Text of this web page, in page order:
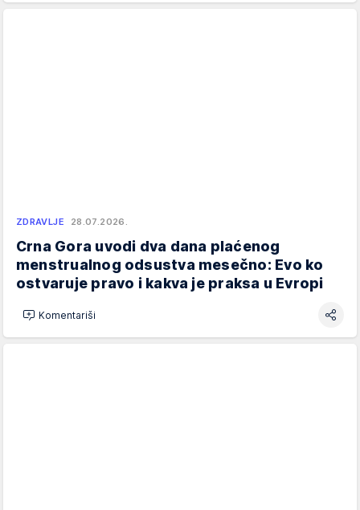
ZDRAVLJE 28.07.2026.
Crna Gora uvodi dva dana plaćenog
menstrualnog odsustva mesečno: Evo ko
ostvaruje pravo i kakva je praksa u Evropi
Komentariši